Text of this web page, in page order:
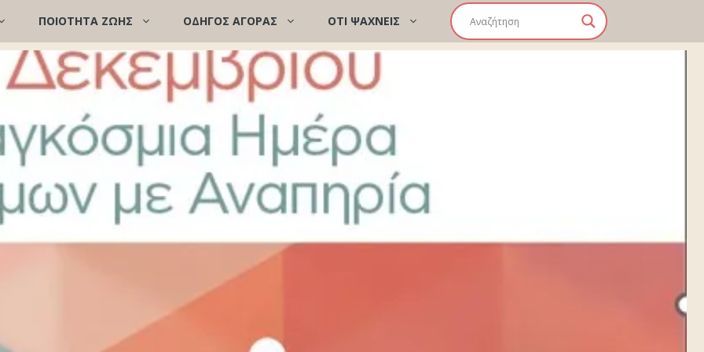
ΠΟΙΌΤΗΤΑ ΖΩΉΣ ΟΔΗΓΟΣ ΑΓΟΡΑΣ ΟΤΙ ΨΑΧΝΕΙΣ